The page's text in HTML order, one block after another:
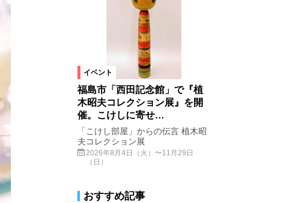
イベント
福島市「西田記念館」で『植
木昭夫コレクション展』を開
催。こけしに寄せ…
「こけし部屋」からの伝言 植木昭
夫コレクション展
2026年8月4日（火）〜11月29日
（日）
おすすめ記事